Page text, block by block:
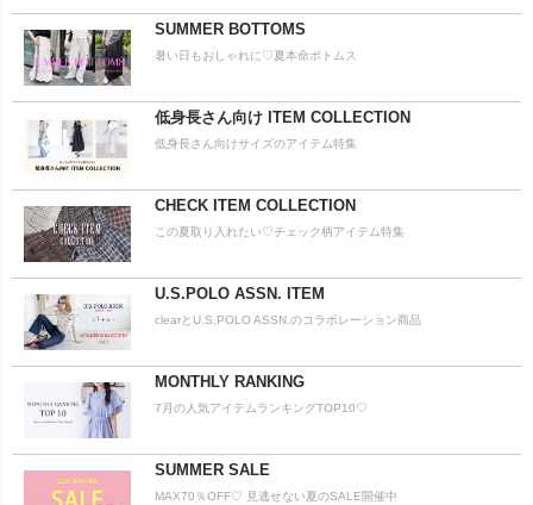
SUMMER BOTTOMS
暑い日もおしゃれに♡夏本命ボトムス
低身長さん向け ITEM COLLECTION
低身長さん向けサイズのアイテム特集
CHECK ITEM COLLECTION
この夏取り入れたい♡チェック柄アイテム特集
U.S.POLO ASSN. ITEM
clearとU.S.POLO ASSN.のコラボレーション商品
MONTHLY RANKING
7月の人気アイテムランキングTOP10♡
SUMMER SALE
MAX70％OFF♡ 見逃せない夏のSALE開催中